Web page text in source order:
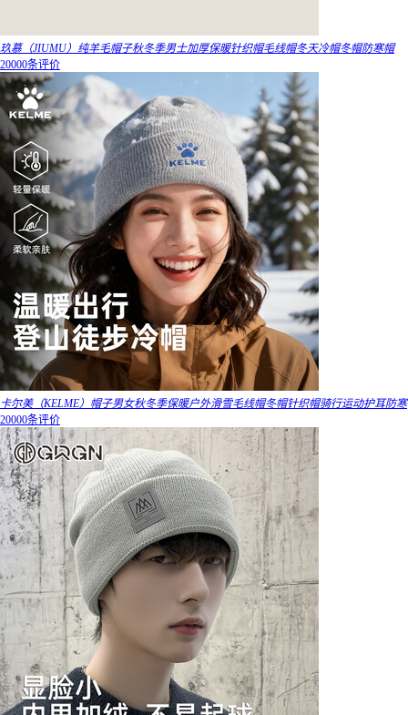
玖慕（JIUMU）纯羊毛帽子秋冬季男士加厚保暖针织帽毛线帽冬天冷帽冬帽防寒帽
20000条评价
卡尔美（KELME）帽子男女秋冬季保暖户外滑雪毛线帽冬帽针织帽骑行运动护耳防寒
20000条评价